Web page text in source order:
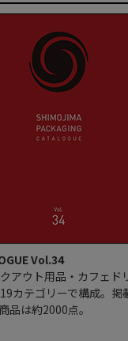
Vol.34
アウト用品・カフェド
カテゴリーで構成。掲
品は約2000点。